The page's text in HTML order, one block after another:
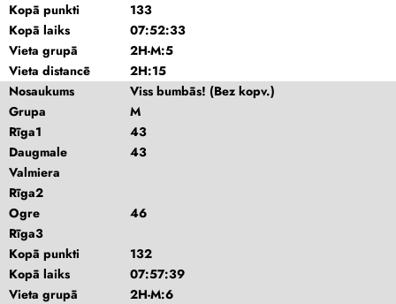
Kopā punkti
133
Kopā laiks
07:52:33
Vieta grupā
2H-M:5
Vieta distancē
2H:15
Nosaukums
Viss bumbās! (Bez kopv.)
Grupa
M
Rīga1
43
Daugmale
43
Valmiera
Rīga2
Ogre
46
Rīga3
Kopā punkti
132
Kopā laiks
07:57:39
Vieta grupā
2H-M:6